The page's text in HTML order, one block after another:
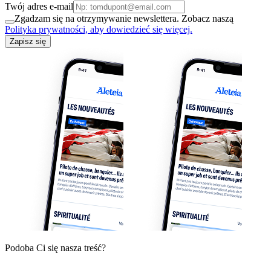
Twój adres e-mail
Zgadzam się na otrzymywanie newslettera. Zobacz naszą
Polityka prywatności, aby dowiedzieć się więcej.
Zapisz się
Podoba Ci się nasza treść?